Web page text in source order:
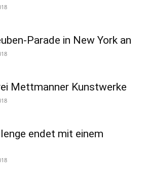
Parade in New York an
Mettmanner Kunstwerke
endet mit einem